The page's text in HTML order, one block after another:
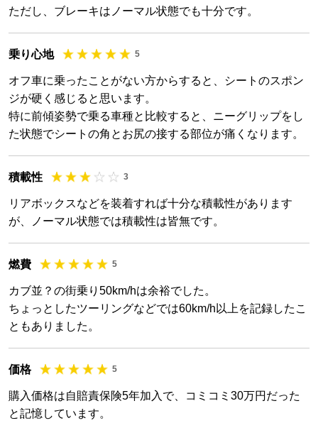
ただし、ブレーキはノーマル状態でも十分です。
乗り心地 5
オフ車に乗ったことがない方からすると、シートのスポン
ジが硬く感じると思います。
特に前傾姿勢で乗る車種と比較すると、ニーグリップをし
た状態でシートの角とお尻の接する部位が痛くなります。
積載性 3
リアボックスなどを装着すれば十分な積載性があります
が、ノーマル状態では積載性は皆無です。
燃費 5
カブ並？の街乗り50km/hは余裕でした。
ちょっとしたツーリングなどでは60km/h以上を記録したこ
ともありました。
価格 5
購入価格は自賠責保険5年加入で、コミコミ30万円だった
と記憶しています。